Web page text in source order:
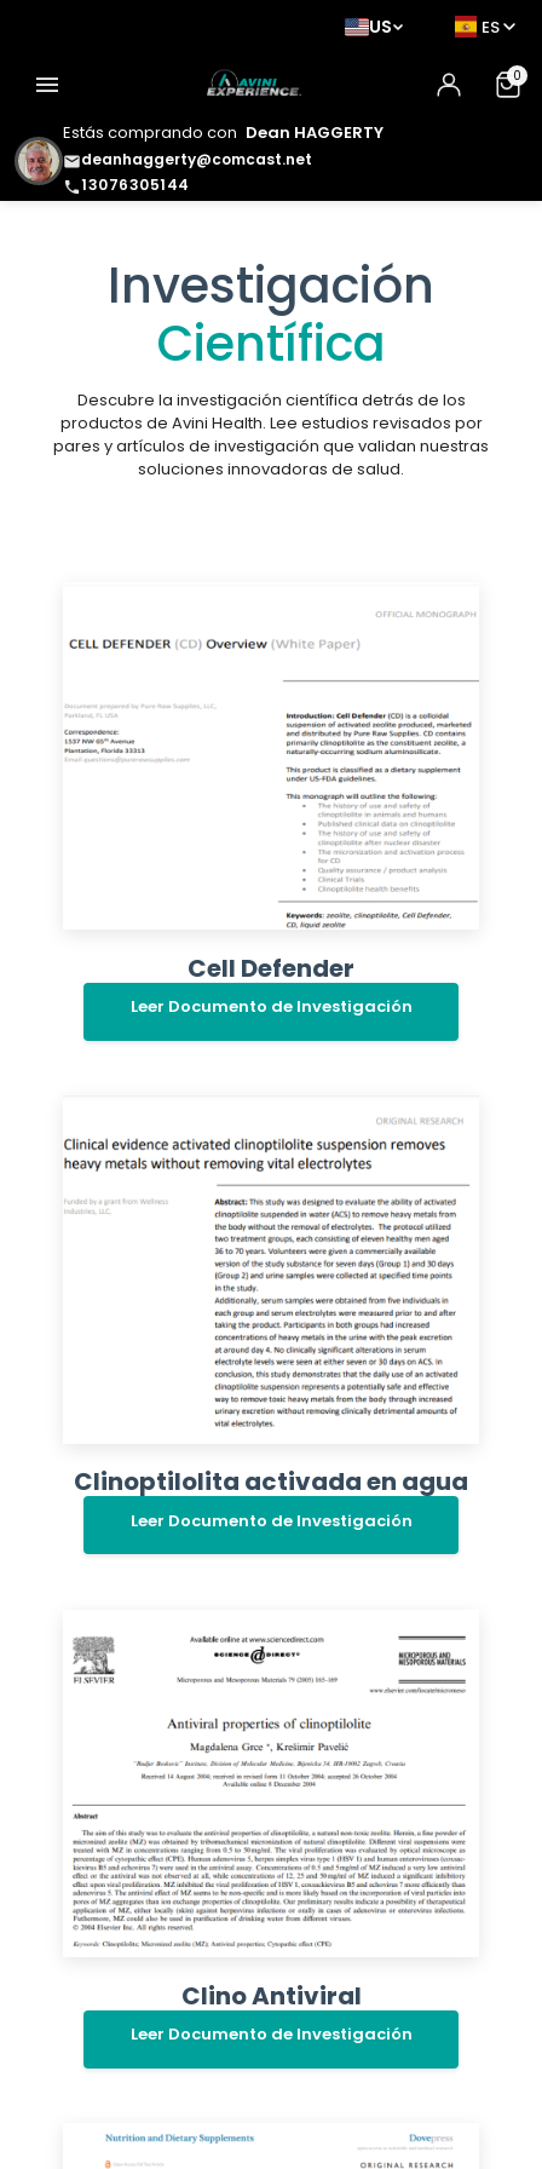
Estás comprando con Dean HAGGERTY
emaildeanhaggerty@comcast.net
phone13076305144
US ES
menu 0
Investigación
Científica
Descubre la investigación científica detrás de los
productos de Avini Health. Lee estudios revisados por
pares y artículos de investigación que validan nuestras
soluciones innovadoras de salud.
Cell Defender
Leer Documento de Investigación
Clinoptilolita activada en agua
Leer Documento de Investigación
Clino Antiviral
Leer Documento de Investigación